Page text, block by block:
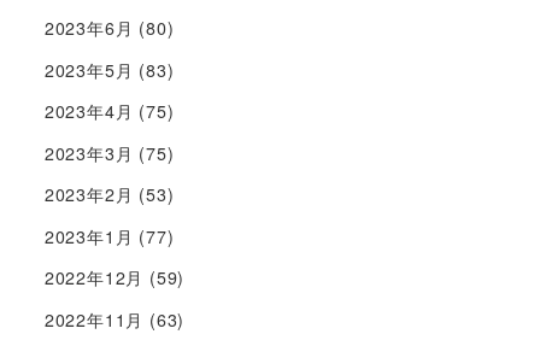
2023年6月 (80)
2023年5月 (83)
2023年4月 (75)
2023年3月 (75)
2023年2月 (53)
2023年1月 (77)
2022年12月 (59)
2022年11月 (63)